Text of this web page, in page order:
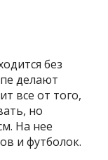
без
делают
все от того,
но
На нее
и футболок.